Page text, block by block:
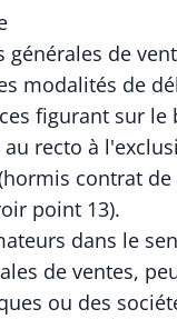
générales de
modalités de
figurant sur le
recto à
contrat
point 13).
dans le
de ventes,
ou des